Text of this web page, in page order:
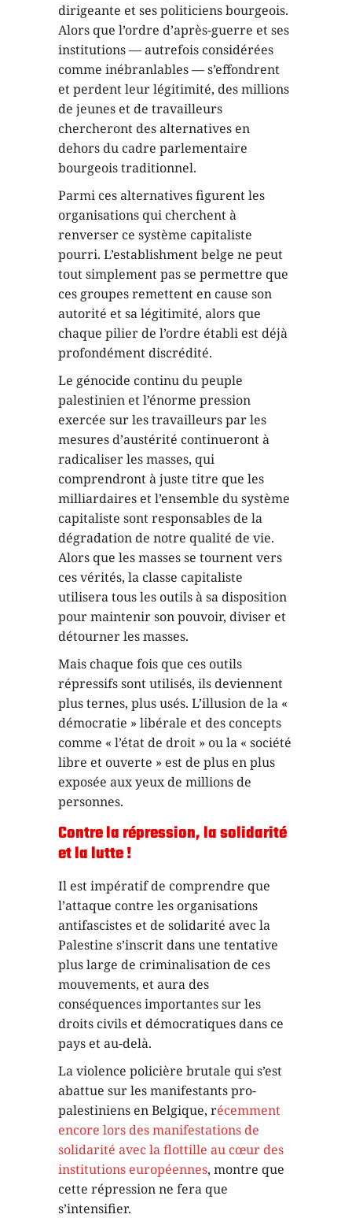
dirigeante et ses politiciens bourgeois.
Alors que l’ordre d’après-guerre et ses
institutions — autrefois considérées
comme inébranlables — s’effondrent
et perdent leur légitimité, des millions
de jeunes et de travailleurs
chercheront des alternatives en
dehors du cadre parlementaire
bourgeois traditionnel.
Parmi ces alternatives figurent les
organisations qui cherchent à
renverser ce système capitaliste
pourri. L’establishment belge ne peut
tout simplement pas se permettre que
ces groupes remettent en cause son
autorité et sa légitimité, alors que
chaque pilier de l’ordre établi est déjà
profondément discrédité.
Le génocide continu du peuple
palestinien et l’énorme pression
exercée sur les travailleurs par les
mesures d’austérité continueront à
radicaliser les masses, qui
comprendront à juste titre que les
milliardaires et l’ensemble du système
capitaliste sont responsables de la
dégradation de notre qualité de vie.
Alors que les masses se tournent vers
ces vérités, la classe capitaliste
utilisera tous les outils à sa disposition
pour maintenir son pouvoir, diviser et
détourner les masses.
Mais chaque fois que ces outils
répressifs sont utilisés, ils deviennent
plus ternes, plus usés. L’illusion de la «
démocratie » libérale et des concepts
comme « l’état de droit » ou la « société
libre et ouverte » est de plus en plus
exposée aux yeux de millions de
personnes.
Contre la répression, la solidarité
et la lutte !
Il est impératif de comprendre que
l’attaque contre les organisations
antifascistes et de solidarité avec la
Palestine s’inscrit dans une tentative
plus large de criminalisation de ces
mouvements, et aura des
conséquences importantes sur les
droits civils et démocratiques dans ce
pays et au-delà.
La violence policière brutale qui s’est
abattue sur les manifestants pro-
palestiniens en Belgique, récemment
encore lors des manifestations de
solidarité avec la flottille au cœur des
institutions européennes, montre que
cette répression ne fera que
s’intensifier.